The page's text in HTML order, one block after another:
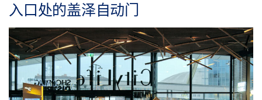
入口处的盖泽自动门